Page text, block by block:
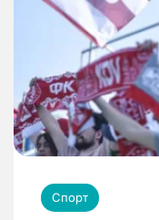
Спорт